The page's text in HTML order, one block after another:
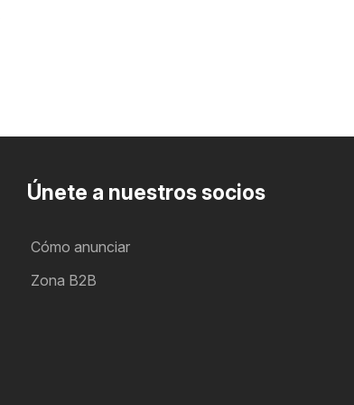
Únete a nuestros socios
Cómo anunciar
Zona B2B